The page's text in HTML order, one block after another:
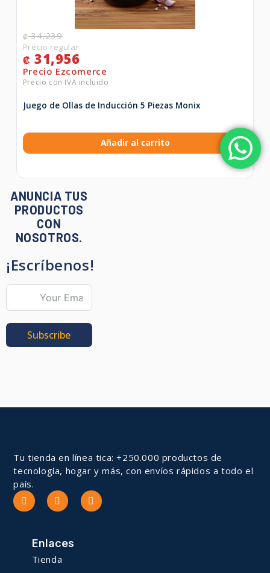
₡34,239
₡ 31,956
Juego de Ollas de Inducción 5 Piezas Monix
Añadir al carrito
ANUNCIA TUS
PRODUCTOS
CON
NOSOTROS.
¡Escríbenos!
Subscribe
Tu tienda en línea tica: +250.000 productos de
tecnología, hogar y más, con envíos rápidos a todo el
país.
Enlaces
Tienda